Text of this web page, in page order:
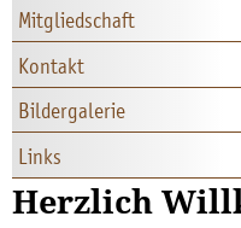
Mitgliedschaft
Kontakt
Bildergalerie
Links
Herzlich